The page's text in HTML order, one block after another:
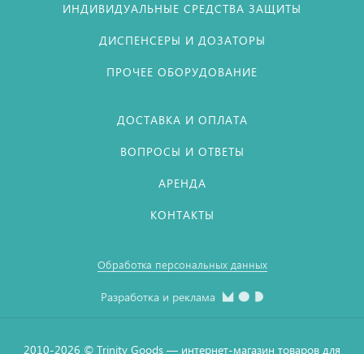
ИНДИВИДУАЛЬНЫЕ СРЕДСТВА ЗАЩИТЫ
ДИСПЕНСЕРЫ И ДОЗАТОРЫ
ПРОЧЕЕ ОБОРУДОВАНИЕ
ДОСТАВКА И ОПЛАТА
ВОПРОСЫ И ОТВЕТЫ
АРЕНДА
КОНТАКТЫ
Обработка персональных данных
Разработка и реклама
2010-2026 © Тrinity Goods — интернет-магазин товаров для